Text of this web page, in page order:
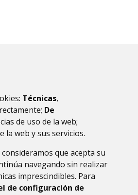
Técnicas,
De
de uso de la web;
la web y sus servicios.
consideramos que acepta su
navegando sin realizar
imprescindibles. Para
de configuración de